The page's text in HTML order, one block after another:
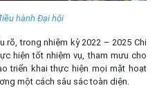
hành Đại hội
rõ, trong nhiệm kỳ 2022 – 2025 Chi
hiện tốt nhiệm vụ, tham mưu cho
triển khai thực hiện mọi mặt hoạt
một cách sâu sắc toàn diện.